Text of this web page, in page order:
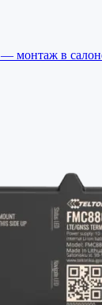
— монтаж в